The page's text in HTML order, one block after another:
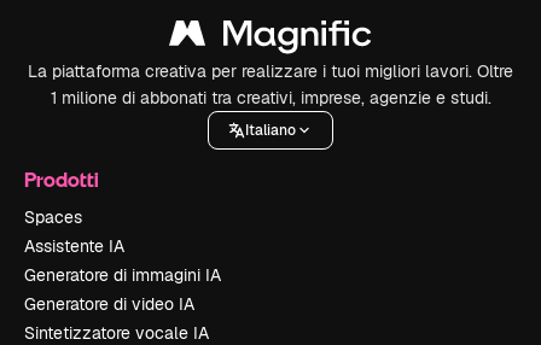
La piattaforma creativa per realizzare i tuoi migliori lavori. Oltre
1 milione di abbonati tra creativi, imprese, agenzie e studi.
Italiano
Prodotti
Spaces
Assistente IA
Generatore di immagini IA
Generatore di video IA
Sintetizzatore vocale IA